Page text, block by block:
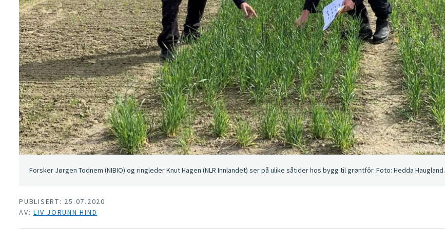
Forsker Jørgen Todnem (NIBIO) og ringleder Knut Hagen (NLR Innlandet) ser på ulike såtider hos bygg til grøntfôr. Foto: Hedda Haugland.
PUBLISERT: 25.07.2020
AV: LIV JORUNN HIND